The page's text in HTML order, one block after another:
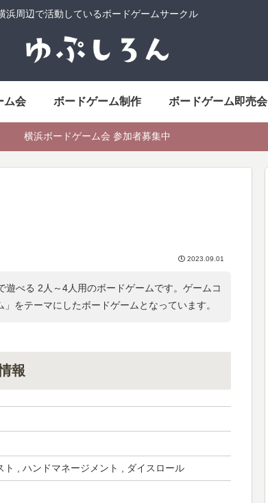
浜周辺で活動しているボードゲームサークル
ム会 ボードゲーム制作 ボードゲーム即売会
横浜ボードゲーム会 参加者募集中
2023.09.01
べる 2人～4人用のボードゲームです。ゲームコ
」をテーマにしたボードゲームとなっています。
報
ト , ハンドマネージメント , ダイスロール